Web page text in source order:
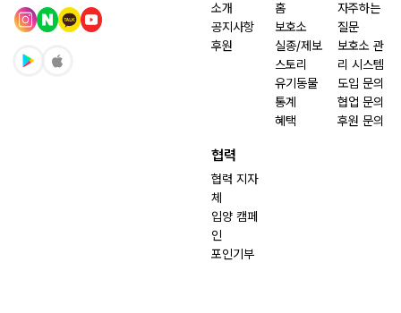
소개
공지사항
후원
홈
보호소
실종/제보
스토리
유기동물
통계
혜택
자주하는
질문
보호소 관
리 시스템
도입 문의
협업 문의
후원 문의
협력
협력 지자
체
입양 캠페
인
포인기부